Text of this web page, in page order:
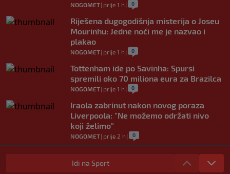
NOGOMET| prije 1 h | 0
Riješena dugogodišnja misterija o Joseu
Mourinhu: Jedne noći me je nazvao i
plakao
NOGOMET| prije 1 h | 0
Tottenham ide po Savinha: Spursi
spremili oko 70 miliona eura za Brazilca
NOGOMET| prije 1 h | 0
Iraola zabrinut nakon novog poraza
Liverpoola: "Ne možemo održati nivo
koji želimo"
NOGOMET| prije 2 h | 0
Vlahović pred velikom odlukom:
Beşiktaş mu nudi 10 miliona eura po
Idi na Sport